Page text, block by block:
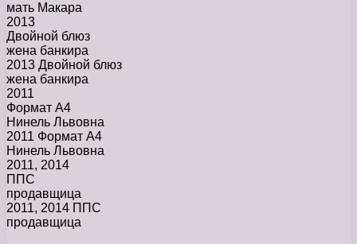
мать Макара
2013
Двойной блюз
жена банкира
2013 Двойной блюз
жена банкира
2011
Формат А4
Нинель Львовна
2011 Формат А4
Нинель Львовна
2011, 2014
ППС
продавщица
2011, 2014 ППС
продавщица